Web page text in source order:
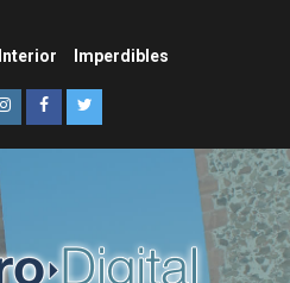
Imperdibles